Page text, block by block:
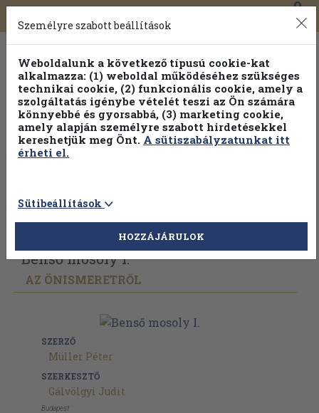
Toggle
navigation
0
Válogasson több mint 1.000.000 kiadványunk közül
100% kedvezménnyel!
Vissza az előző oldalra Válasszon példányt
Benső mosoly I.
AZ ÖNISMERETRŐL
SZERZŐ
Müller Péter
SZERKESZTŐ
Gálvölgyi Judit
Budapest
Személyre szabott beállítások
Weboldalunk a következő típusú cookie-kat
alkalmazza: (1) weboldal működéséhez szükséges
technikai cookie, (2) funkcionális cookie, amely a
szolgáltatás igénybe vételét teszi az Ön számára
könnyebbé és gyorsabbá, (3) marketing cookie,
amely alapján személyre szabott hirdetésekkel
kereshetjük meg Önt. A sütiszabályzatunkat itt
érheti el.
Sütibeállítások
HOZZÁJÁRULOK